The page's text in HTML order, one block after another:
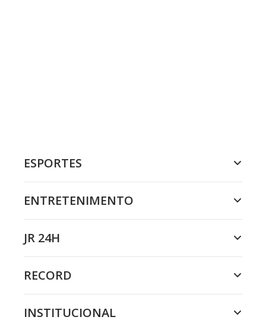
ESPORTES
ENTRETENIMENTO
JR 24H
RECORD
INSTITUCIONAL